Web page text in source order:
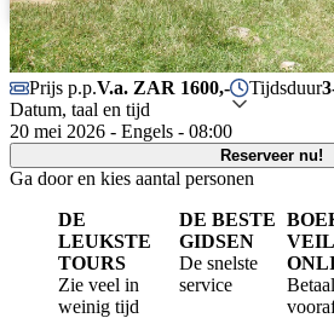
Português
Prijs p.p.V.a. ZAR 1600,- Tijdsduur
Datum, taal en tijd
20 mei 2026 - Engels - 08:00
Reserveer nu!
Ga door en kies aantal personen
DE
LEUKSTE
TOURS
Zie veel in
weinig tijd
DE BESTE
GIDSEN
De snelste
service